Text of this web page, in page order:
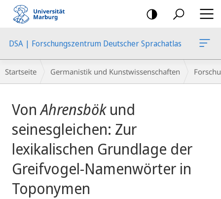
Mobile-
Navigation
DSA | Forschungszentrum Deutscher Sprachatlas
Breadcrumb-
Navigation
Startseite Germanistik und Kunstwissenschaften
VonAhrensbökund
seinesgleichen: Zur
lexikalischen Grundlage der
Greifvogel-Namenwörter in
Toponymen